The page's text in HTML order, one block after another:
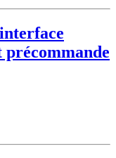
précommande